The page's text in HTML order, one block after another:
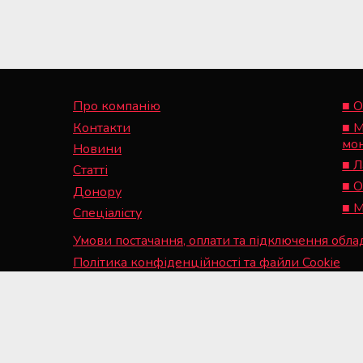
Про компанію
Контакти
Новини
Статті
Донору
Спеціалісту
Умови постачання, оплати та підключення
Політика конфіденційності та файли Cookie
■
■
■
■
■